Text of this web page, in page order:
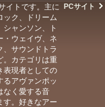
イトです。主に
ック、ドリーム
ャンソン、ト
・ウェイヴ、ネ
、サウンドトラ
。カテゴリは重
表現者としての
るアヴァンポッ
なく愛する音
す。好きなアー
PCサイト